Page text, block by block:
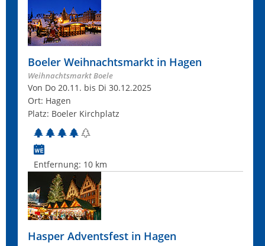
Boeler Weihnachtsmarkt in Hagen
Weihnachtsmarkt Boele
Von Do 20.11. bis Di 30.12.2025
Ort: Hagen
Platz: Boeler Kirchplatz
Entfernung: 10 km
Hasper Adventsfest in Hagen